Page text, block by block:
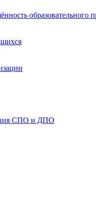
образовательного
СПО и ДПО